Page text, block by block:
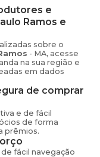
e
Ramos e
sobre o
- MA, acesse
na sua região e
em dados
de comprar
e de fácil
de forma
prêmios.
fácil navegação